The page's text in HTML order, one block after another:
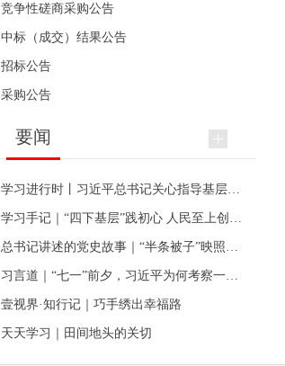
竞争性磋商采购公告
中标（成交）结果公告
招标公告
采购公告
要闻
壹视界·知行记｜巧手绣出幸福路
天天学习｜田间地头的关切